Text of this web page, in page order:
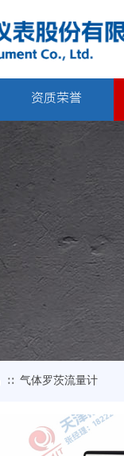
∷ 气体罗茨流量计
资质荣誉